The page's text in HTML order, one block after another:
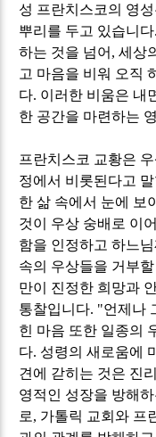
성 프란치스코의 영
뿌리를 두고 있습니다.
하는 것을 넘어 ,세상
고 마음을 비워 오직
다. 이러한 비움은 내
한 공간을 마련하는
프란치스코 교황은
정에서 비롯된다고
한 삶 속에서 눈에 보
것이 우상 숭배로 이
함을 인정하고 하느
속의 우상들을 거부
만이 진정한 희망과
통찰입니다. "언제나
힌 마음 또한 일종의
다. 성령의 새로움에
견에 갇히는 것은 진
영적인 성장을 방해
로, 가톨릭 교회와 프